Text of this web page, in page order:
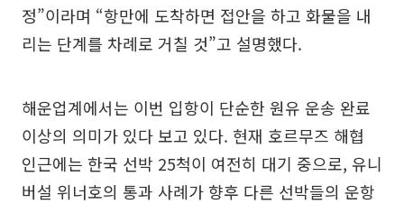
정”이라며 “항만에 도착하면 접안을 하고 화물을 내
리는 단계를 차례로 거칠 것”고 설명했다.
해운업계에서는 이번 입항이 단순한 원유 운송 완료
이상의 의미가 있다 보고 있다. 현재 호르무즈 해협
인근에는 한국 선박 25척이 여전히 대기 중으로, 유니
버설 위너호의 통과 사례가 향후 다른 선박들의 운항